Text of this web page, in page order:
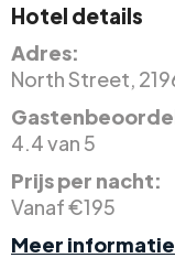
Hotel details
Adres:
North Street,
4.4 van 5
Prijs per nacht:
Vanaf €195
Meer informatie